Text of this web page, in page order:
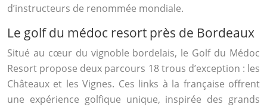
d’instructeurs de renommée mondiale.
Le golf du médoc resort près de Bordeaux
Situé au cœur du vignoble bordelais, le Golf du Médoc
Resort propose deux parcours 18 trous d’exception : les
Châteaux et les Vignes. Ces links à la française offrent
une expérience golfique unique, inspirée des grands